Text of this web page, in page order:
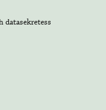
datasekretess